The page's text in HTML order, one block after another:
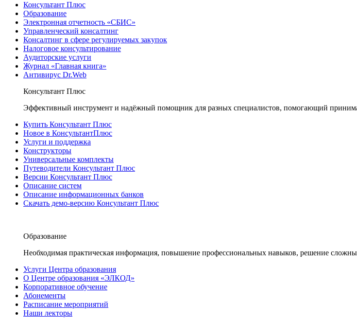
Консультант Плюс
Образование
Электронная отчетность «СБИС»
Управленческий консалтинг
Консалтинг в сфере регулируемых закупок
Налоговое консультирование
Аудиторские услуги
Журнал «Главная книга»
Антивирус Dr.Web
Консультант Плюс
Эффективный инструмент и надёжный помощник для разных специалистов, помогающий
Купить Консультант Плюс
Новое в КонсультантПлюс
Услуги и поддержка
Конструкторы
Универсальные комплекты
Путеводители Консультант Плюс
Версии Консультант Плюс
Описание систем
Описание информационных банков
Скачать демо-версию Консультант Плюс
Образование
Необходимая практическая информация, повышение профессиональных навыков, решение
Услуги Центра образования
О Центре образования «ЭЛКОД»
Корпоративное обучение
Абонементы
Расписание мероприятий
Наши лекторы